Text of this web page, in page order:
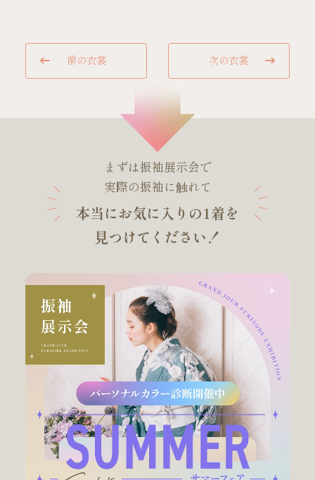
お問い合わせ
前の衣裳 次の衣裳
まずは振袖展示会で
実際の振袖に触れて
本当にお気に入りの1着を
見つけてください！